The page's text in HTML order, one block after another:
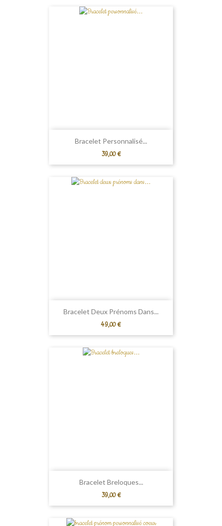
Bracelet Personnalisé...
Prix
39,00 €
Bracelet Deux Prénoms Dans...
Prix
49,00 €
Bracelet Breloques...
Prix
39,00 €